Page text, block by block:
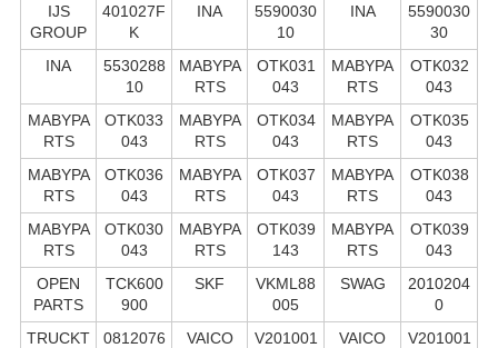
IJS
GROUP
401027F
K
INA
5590030
10
INA
5590030
30
INA
5530288
10
MABYPA
RTS
OTK031
043
MABYPA
RTS
OTK032
043
MABYPA
RTS
OTK033
043
MABYPA
RTS
OTK034
043
MABYPA
RTS
OTK035
043
MABYPA
RTS
OTK036
043
MABYPA
RTS
OTK037
043
MABYPA
RTS
OTK038
043
MABYPA
RTS
OTK030
043
MABYPA
RTS
OTK039
143
MABYPA
RTS
OTK039
043
OPEN
PARTS
TCK600
900
SKF
VKML88
005
SWAG
2010204
0
TRUCKT
0812076 VAICO
V201001
VAICO
V201001